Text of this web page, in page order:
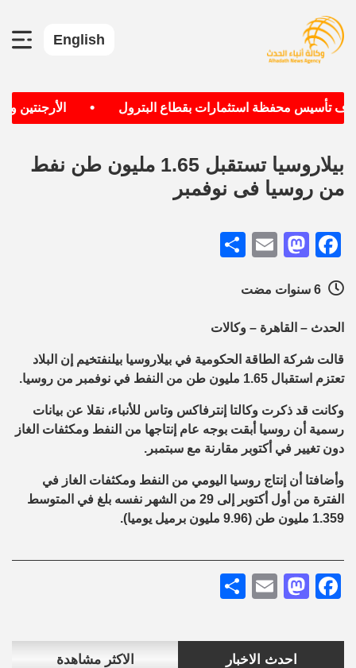
English
تأسيس محفظة استثمارات بقطاع البترول الأرجنتين
احدث الاخبار الاكثر مشاهدة
بيلاروسيا تستقبل 1.65 مليون طن نفط
من روسيا فى نوفمبر
Facebook
Mastodon
Email
الحدث – القاهرة – وكالات
قالت شركة الطاقة الحكومية في بيلاروسيا بيلنفتخيم إن البلاد
تعتزم استقبال 1.65 مليون طن من النفط في نوفمبر من روسيا.
وكانت قد ذكرت وكالتا إنترفاكس وتاس للأنباء، نقلا عن بيانات
رسمية أن روسيا أبقت بوجه عام إنتاجها من النفط ومكثفات الغاز
دون تغيير في أكتوبر مقارنة مع سبتمبر.
وأضافتا أن إنتاج روسيا اليومي من النفط ومكثفات الغاز في
الفترة من أول أكتوبر إلى 29 من الشهر نفسه بلغ في المتوسط
1.359 مليون طن (9.96 مليون برميل يوميا).
Facebook
Mastodon
Email